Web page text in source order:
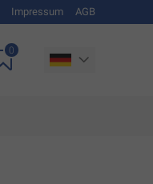
Impressum AGB
0